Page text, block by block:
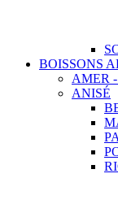
BOISSONS
AMER
ANISÉ